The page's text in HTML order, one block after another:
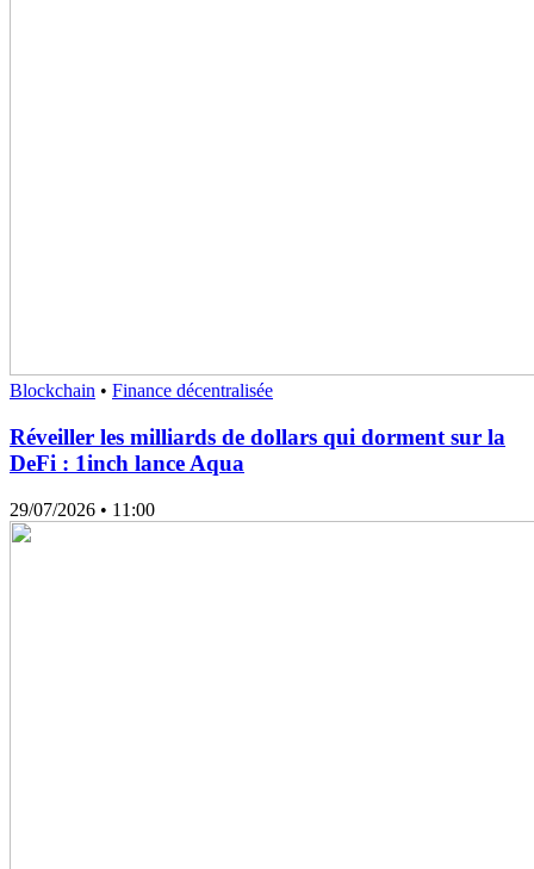
Blockchain • Finance décentralisée
Réveiller les milliards de dollars qui dorment sur la
DeFi : 1inch lance Aqua
29/07/2026 • 11:00